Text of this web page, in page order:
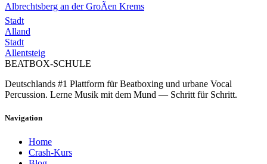
Albrechtsberg an der GroÃen Krems
Stadt
Alland
Stadt
Allentsteig
BEATBOX-SCHULE
Deutschlands #1 Plattform für Beatboxing und urbane Vocal
Percussion. Lerne Musik mit dem Mund — Schritt für Schritt.
Navigation
Home
Crash-Kurs